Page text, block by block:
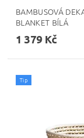
BAMBUSOVÁ
BLANKET BÍLÁ
1 379 Kč
Tip